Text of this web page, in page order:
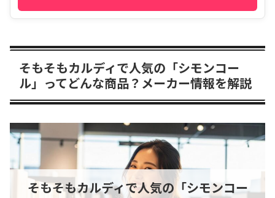
そもそもカルディで人気の「シモンコー
ル」ってどんな商品？メーカー情報を解説
そもそもカルディで人気の「シモンコー